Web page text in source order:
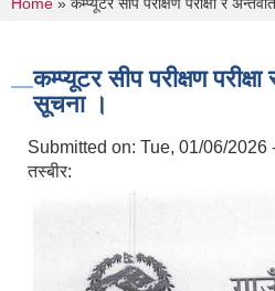
You are here
Home » कम्प्यूटर सीप परीक्षण परीक्षा र
कम्प्यूटर सीप परीक्षण परीक्षा
सूचना ।
Submitted on: Tue, 01/06/2026
तस्बीर: